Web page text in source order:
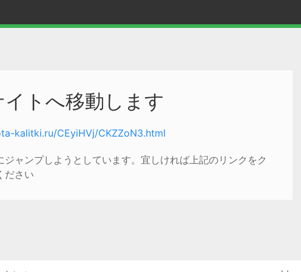
トへ移動します
kalitki.ru/CEyiHVj/CKZZoN3.html
ジャンプしようとしています。宜しければ上記のリンクをク
ださい